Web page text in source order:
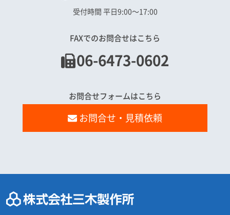
受付時間 平日9:00〜17:00
FAXでのお問合せはこちら
06-6473-0602
お問合せフォームはこちら
お問合せ・見積依頼